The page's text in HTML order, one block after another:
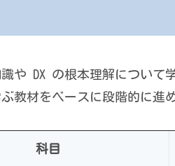
や DX の根本理解について
教材をベースに段階的に進
科目